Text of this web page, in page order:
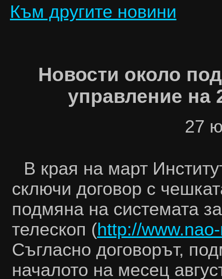
Към другите новини
Новости около
управление на
27
В края на март
сключи договор с
подмяна на системата
телескоп (http://
Съгласно договорът,
началото на месец